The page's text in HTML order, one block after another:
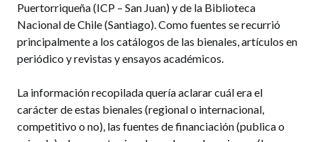
Puertorriqueña (ICP – San Juan) y de la Biblioteca
Nacional de Chile (Santiago). Como fuentes se recurrió
principalmente a los catálogos de las bienales, artículos en
periódico y revistas y ensayos académicos.
La información recopilada quería aclarar cuál era el
carácter de estas bienales (regional o internacional,
competitivo o no), las fuentes de financiación (publica o